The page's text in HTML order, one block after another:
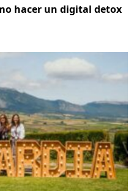
hacer un digital detox